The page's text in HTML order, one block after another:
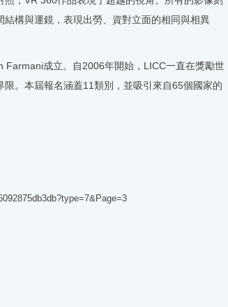
構與運鏡，表現出勞、資對立面的相同與相異
成立。自2006年開始，LICC一直在獎勵世
。本屆報名涵蓋11類別，並吸引來自65個國家的